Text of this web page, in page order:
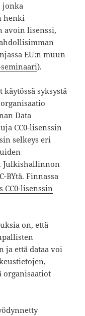
jonka
henki
avoin lisenssi,
EU:n muun
).
käytössä syksystä
Data
CC0-lisenssin
selkeys eri
Julkishallinnon
BYtä. Finnassa
lisenssin
on, että
ja että dataa voi
organisaatiot